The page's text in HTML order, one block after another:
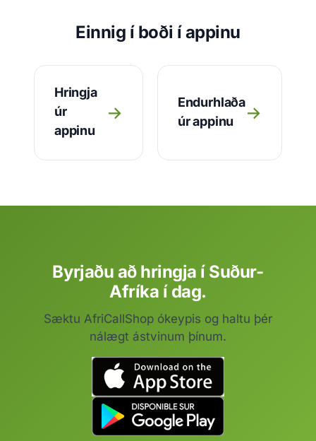
Einnig í boði í appinu
Hringja
úr
appinu
→
Endurhlaða
úr appinu
→
Byrjaðu að hringja í Suður-
Afríka í dag.
Sæktu AfriCallShop ókeypis og haltu þér
nálægt ástvinum þínum.